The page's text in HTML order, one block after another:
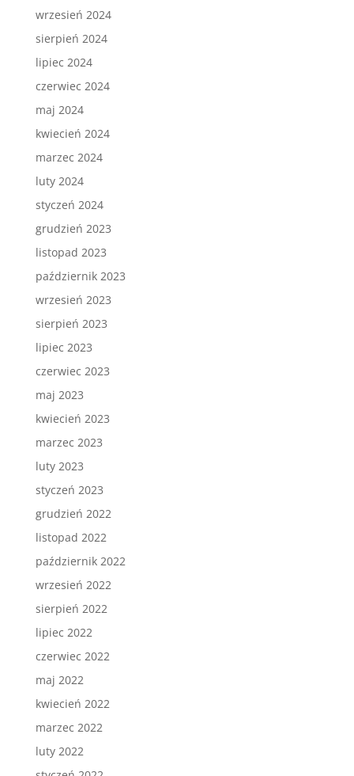
wrzesień 2024
sierpień 2024
lipiec 2024
czerwiec 2024
maj 2024
kwiecień 2024
marzec 2024
luty 2024
styczeń 2024
grudzień 2023
listopad 2023
październik 2023
wrzesień 2023
sierpień 2023
lipiec 2023
czerwiec 2023
maj 2023
kwiecień 2023
marzec 2023
luty 2023
styczeń 2023
grudzień 2022
listopad 2022
październik 2022
wrzesień 2022
sierpień 2022
lipiec 2022
czerwiec 2022
maj 2022
kwiecień 2022
marzec 2022
luty 2022